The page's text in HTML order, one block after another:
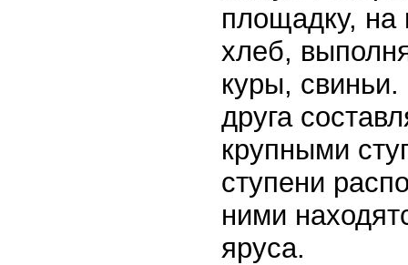
площадку, на
хлеб,
куры,
друга
крупными
ступени
ними
яруса.